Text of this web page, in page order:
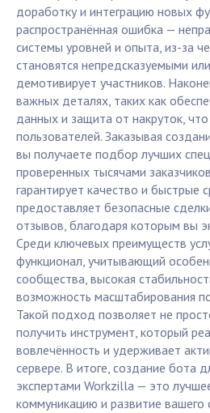
доработку и интеграцию новых
распространённая ошибка —
системы уровней и опыта, из-за
становятся непредсказуемыми
демотивирует участников.
важных деталях, таких как
данных и защита от накруток,
пользователей. Заказывая
вы получаете подбор лучших
проверенных тысячами
гарантирует качество и быстрые
предоставляет безопасные
отзывов, благодаря которым вы
Среди ключевых преимуществ
функционал, учитывающий
сообщества, высокая
возможность масштабирования
Такой подход позволяет не
получить инструмент, который
вовлечённость и удерживает
сервере. В итоге, создание бота
экспертами Workzilla — это
коммуникацию и развитие вашего